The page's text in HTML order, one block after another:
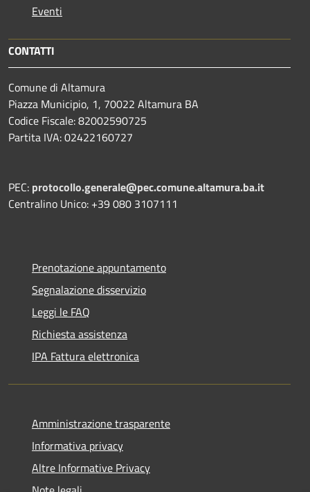
Eventi
CONTATTI
Comune di Altamura
Piazza Municipio, 1, 70022 Altamura BA
Codice Fiscale: 82002590725
Partita IVA: 02422160727
PEC: protocollo.generale@pec.comune.altamura.ba.it
Centralino Unico: +39 080 3107111
Prenotazione appuntamento
Segnalazione disservizio
Leggi le FAQ
Richiesta assistenza
IPA Fattura elettronica
Amministrazione trasparente
Informativa privacy
Altre Informative Privacy